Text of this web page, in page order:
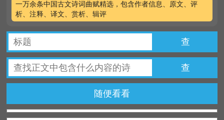
一万余条中国古文诗词曲赋精选，包含作者信息、原文、评
析、注释、译文、赏析、辑评
查
查
随便看看